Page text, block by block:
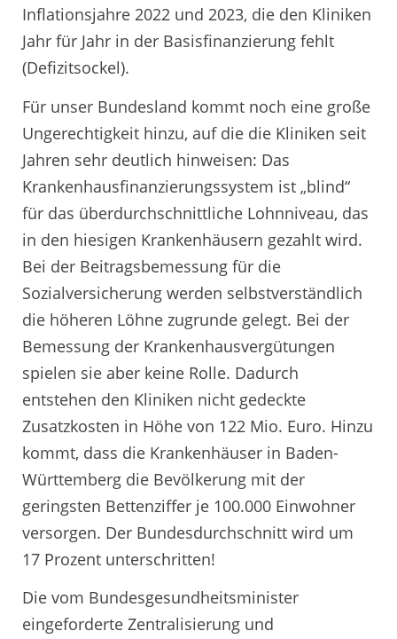
Inflationsjahre 2022 und 2023, die den Kliniken
Jahr für Jahr in der Basisfinanzierung fehlt
(Defizitsockel).
Für unser Bundesland kommt noch eine große
Ungerechtigkeit hinzu, auf die die Kliniken seit
Jahren sehr deutlich hinweisen: Das
Krankenhausfinanzierungssystem ist „blind“
für das überdurchschnittliche Lohnniveau, das
in den hiesigen Krankenhäusern gezahlt wird.
Bei der Beitragsbemessung für die
Sozialversicherung werden selbstverständlich
die höheren Löhne zugrunde gelegt. Bei der
Bemessung der Krankenhausvergütungen
spielen sie aber keine Rolle. Dadurch
entstehen den Kliniken nicht gedeckte
Zusatzkosten in Höhe von 122 Mio. Euro. Hinzu
kommt, dass die Krankenhäuser in Baden-
Württemberg die Bevölkerung mit der
geringsten Bettenziffer je 100.000 Einwohner
versorgen. Der Bundesdurchschnitt wird um
17 Prozent unterschritten!
Die vom Bundesgesundheitsminister
eingeforderte Zentralisierung und